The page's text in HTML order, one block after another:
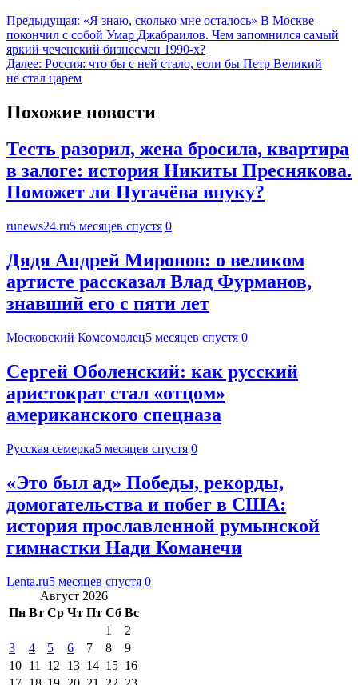
Предыдущая: «Я знаю, сколько мне осталось» В Москве
покончил с собой Умар Джабраилов. Чем запомнился самый
яркий чеченский бизнесмен 1990-х?
Далее: Россия: что бы с ней стало, если бы Петр Великий
не стал царем
Похожие новости
Тесть разорил, жена бросила, квартира
в залоге: история Никиты Преснякова.
Поможет ли Пугачёва внуку?
runews24.ru5 месяцев спустя 0
Дядя Андрей Миронов: о великом
артисте рассказал Влад Фурманов,
знавший его с пяти лет
Московский Комсомолец5 месяцев спустя 0
Сергей Оболенский: как русский
аристократ стал «отцом»
американского спецназа
Русская семерка5 месяцев спустя 0
«Это был ад» Победы, рекорды,
домогательства и побег в США:
история прославленной румынской
гимнастки Нади Команечи
Lenta.ru5 месяцев спустя 0
Август 2026
Пн Вт Ср Чт Пт Сб Вс
1
2
3
4 5 6 7 8
9
10 11 12 13 14 15 16